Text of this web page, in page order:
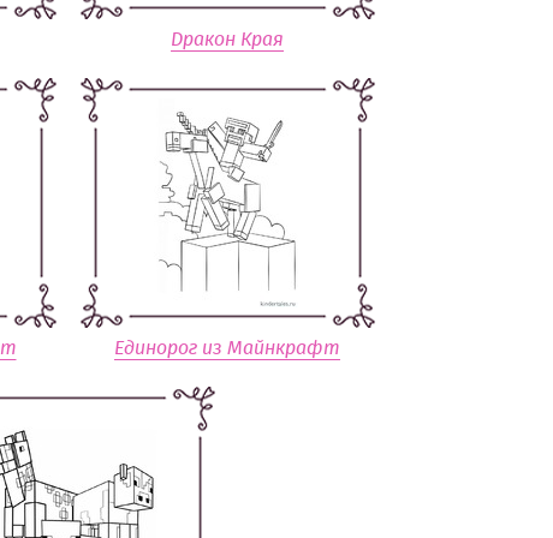
Дракон Края
Единорог из Майнкрафт